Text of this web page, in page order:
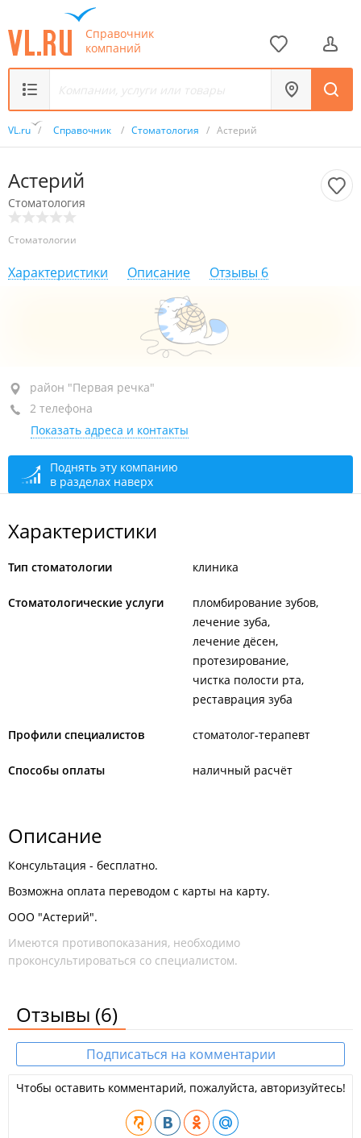
Справочник
компаний
VL.ru / Справочник / Стоматология / Астерий
Астерий
Стоматология
Стоматологии
Характеристики Описание Отзывы 6
район "Первая речка", ул. Хабаровская, 24
5-й подъезд, 1-й этаж
+7 (423) 259-34-14
+7 (423) 242-57-06
закрыто, откроется в 10:00
район "Первая речка"
2 телефона
Показать адреса и контакты
Поднять эту компанию
в разделах наверх
Характеристики
Тип стоматологии клиника
Стоматологические услуги
пломбирование зубов
лечение зуба
лечение дёсен
протезирование
чистка полости рта
реставрация зуба
Профили специалистов стоматолог-терапевт
Способы оплаты наличный расчёт
Описание
Консультация - бесплатно.
Возможна оплата переводом с карты на карту.
ООО "Астерий".
Имеются противопоказания, необходимо
проконсультироваться со специалистом.
Отзывы (6)
Подписаться на комментарии
Чтобы оставить комментарий, пожалуйста, авторизуйтесь!